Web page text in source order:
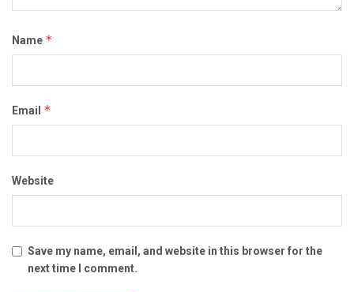
Name *
Email *
Website
Save my name, email, and website in this browser for the
next time I comment.